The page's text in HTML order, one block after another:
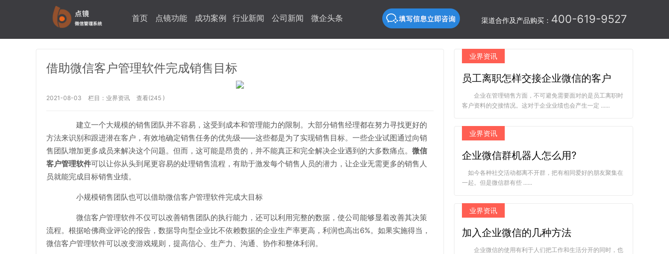
渠道合作及产品购买： 400-619-9527
首页 点镜功能 成功案例 行业新闻 公司新闻 微企头条
借助微信客户管理软件完成销售目标
2021-08-03 栏目： 业界资讯 查看(245 )
建立一个大规模的销售团队并不容易，这受到成本和管理能力的限制。大部分销售经理都在努力寻找更好的
方法来识别和跟进潜在客户，有效地确定销售任务的优先级——这些都是为了实现销售目标。一些企业试图通过向销
售团队增加更多成员来解决这个问题。但而，这可能是昂贵的，并不能真正和完全解决企业遇到的大多数痛点。 微信
客户管理软件可以让你从头到尾更容易的处理销售流程，有助于激发每个销售人员的潜力，让企业无需更多的销售人
员就能完成目标销售业绩。
小规模销售团队也可以借助微信客户管理软件完成大目标
微信客户管理软件不仅可以改善销售团队的执行能力，还可以利用完整的数据，使公司能够显着改善其决策
流程。根据哈佛商业评论的报告，数据导向型企业比不依赖数据的企业生产率更高，利润也高出6%。如果实施得当，
微信客户管理软件可以改变游戏规则，提高信心、生产力、沟通、协作和整体利润。
业界资讯
员工离职怎样交接企业微信的客户
企业在管理销售方面，不可避免需要面对的是员工离职时
客户资料的交接情况。这对于企业业绩也会产生一定 ......
业界资讯
企业微信群机器人怎么用?
如今各种社交活动都离不开群，把有相同爱好的朋友聚集在
一起。但是微信群有些 ......
业界资讯
加入企业微信的几种方法
企业微信的使用有利于人们把工作和生活分开的同时，也